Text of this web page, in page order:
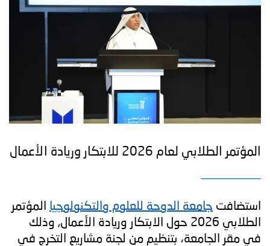
المؤتمر الطلابي لعام 2026 للابتكار وريادة الأعمال
استضافت جامعة الدوحة للعلوم والتكنولوجيا المؤتمر
الطلابي 2026 حول الابتكار وريادة الأعمال, وذلك
في مقر الجامعة، بتنظيم من لجنة مشاريع التخرج في